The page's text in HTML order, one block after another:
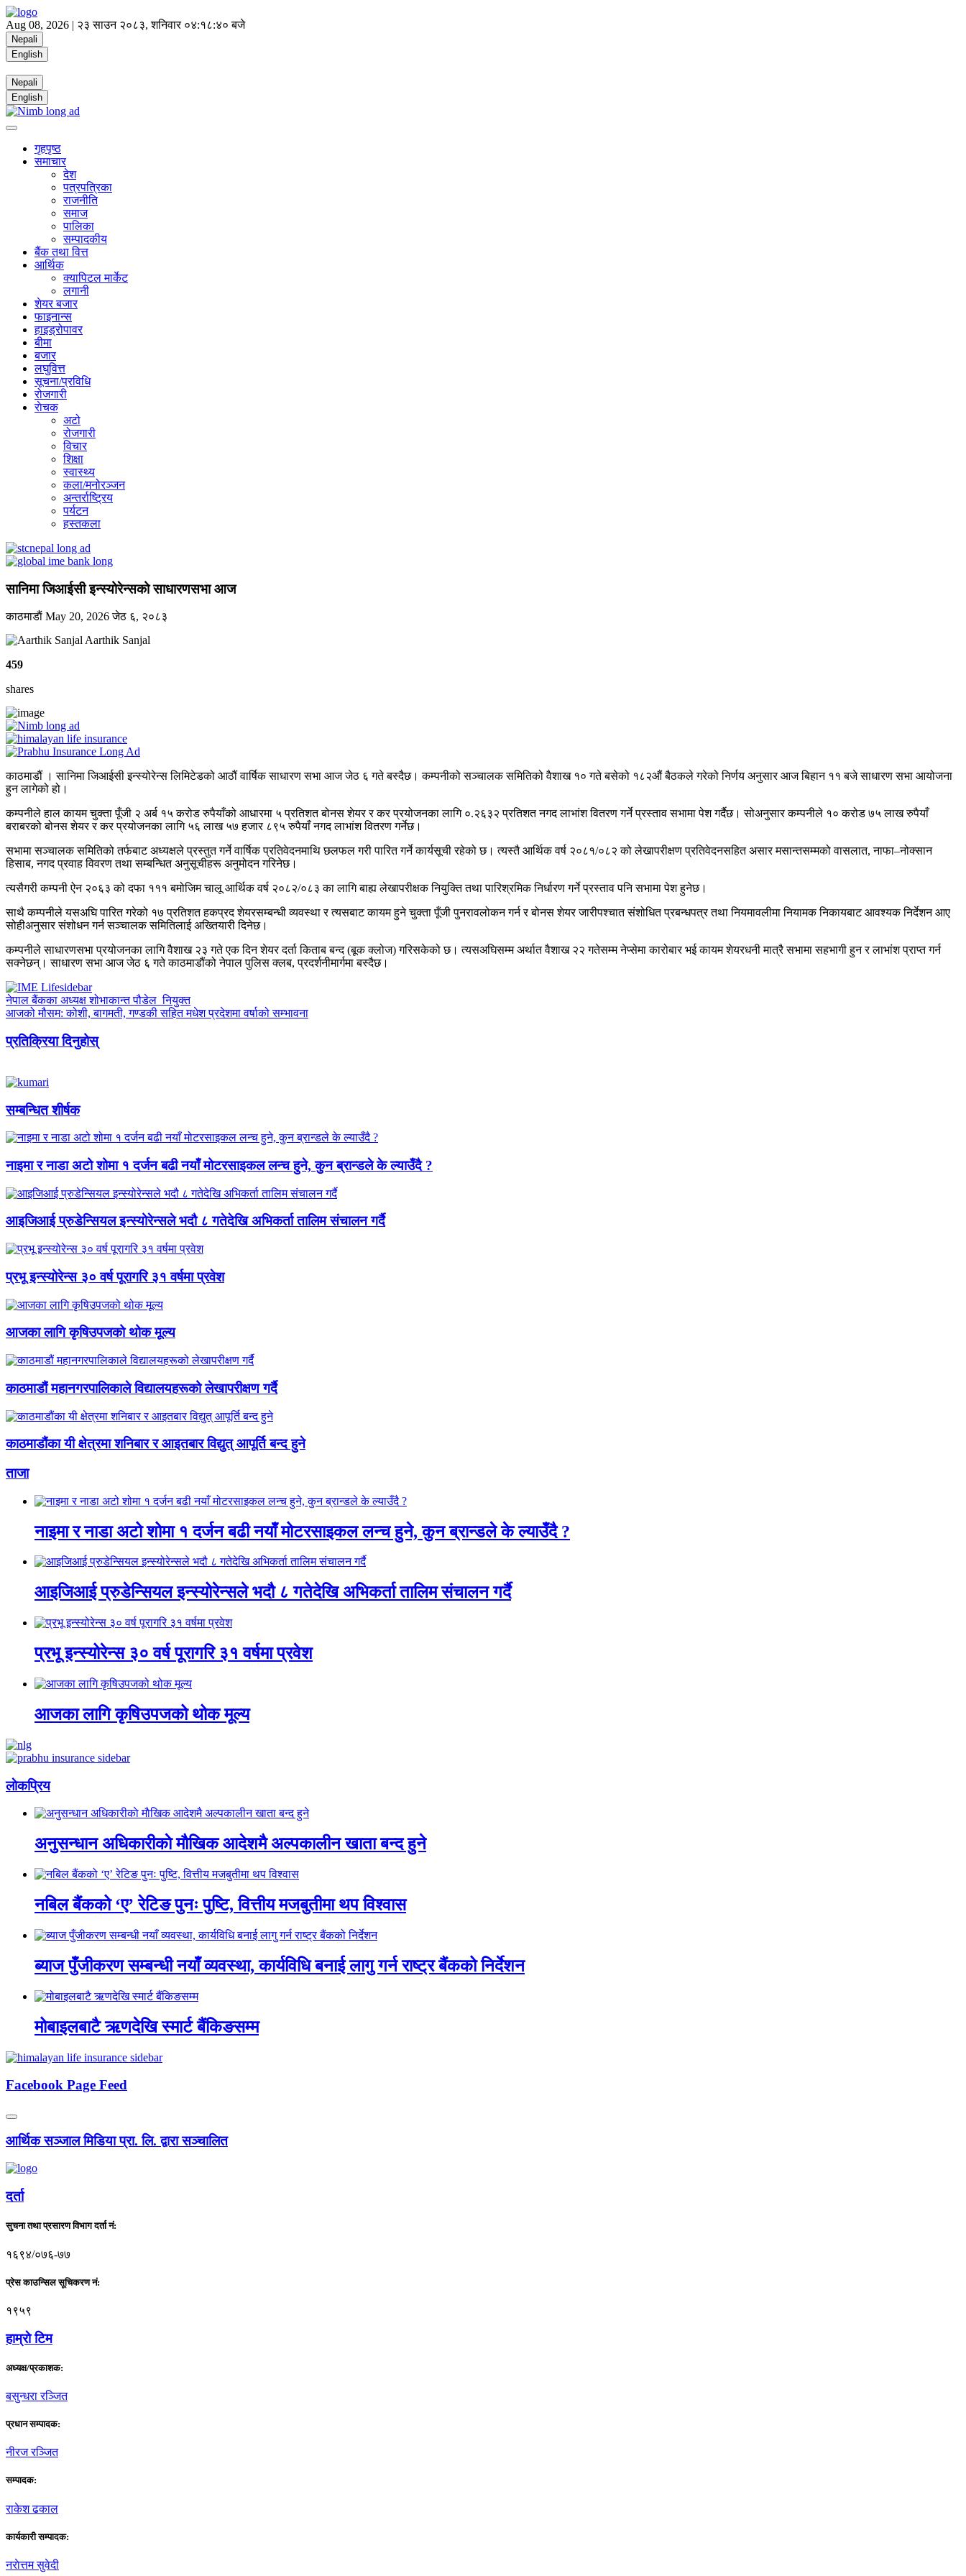
Aug 08, 2026 | २३ साउन २०८३, शनिवार ०४:१८:४० बजे
Nepali
English
Nepali
English
गृहपृष्ठ
समाचार
देश
पत्रपत्रिका
राजनीति
समाज
पालिका
सम्पादकीय
बैंक तथा वित्त
आर्थिक
क्यापिटल मार्केट
लगानी
शेयर बजार
फाइनान्स
हाइड्रोपावर
बीमा
बजार
लघुवित्त
सूचना/प्रविधि
रोजगारी
राेचक
अटो
रोजगारी
विचार
शिक्षा
स्वास्थ्य
कला/मनोरञ्जन
अन्तर्राष्ट्रिय
पर्यटन
हस्तकला
सानिमा जिआईसी इन्स्योरेन्सको साधारणसभा आज
काठमाडाैं May 20, 2026जेठ ६, २०८३
Aarthik Sanjal
459
shares
काठमाडौं । सानिमा जिआईसी इन्स्योरेन्स लिमिटेडको आठौं वार्षिक साधारण सभा आज जेठ ६ गते बस्दैछ। कम्पनीको सञ्चालक समितिको वैशाख १० गते बसेको १८२औं बैठकले गरेको निर्णय अनुसार आज बिहान ११ बजे साधारण सभा आयोजना
हुन लागेको हो।
कम्पनीले हाल कायम चुक्ता पूँजी २ अर्ब १५ करोड रुपैयाँको आधारमा ५ प्रतिशत बोनस शेयर र कर प्रयोजनका लागि ०.२६३२ प्रतिशत नगद लाभांश वितरण गर्ने प्रस्ताव सभामा पेश गर्दैछ। सोअनुसार कम्पनीले १० करोड ७५ लाख रुपैयाँ
बराबरको बोनस शेयर र कर प्रयोजनका लागि ५६ लाख ५७ हजार ८९५ रुपैयाँ नगद लाभांश वितरण गर्नेछ।
सभामा सञ्चालक समितिको तर्फबाट अध्यक्षले प्रस्तुत गर्ने वार्षिक प्रतिवेदनमाथि छलफल गरी पारित गर्ने कार्यसूची रहेको छ। त्यस्तै आर्थिक वर्ष २०८१/०८२ को लेखापरीक्षण प्रतिवेदनसहित असार मसान्तसम्मको वासलात, नाफा–नोक्सान
हिसाब, नगद प्रवाह विवरण तथा सम्बन्धित अनुसूचीहरू अनुमोदन गरिनेछ।
त्यसैगरी कम्पनी ऐन २०६३ को दफा १११ बमोजिम चालू आर्थिक वर्ष २०८२/०८३ का लागि बाह्य लेखापरीक्षक नियुक्ति तथा पारिश्रमिक निर्धारण गर्ने प्रस्ताव पनि सभामा पेश हुनेछ।
साथै कम्पनीले यसअघि पारित गरेको १७ प्रतिशत हकप्रद शेयरसम्बन्धी व्यवस्था र त्यसबाट कायम हुने चुक्ता पूँजी पुनरावलोकन गर्न र बोनस शेयर जारीपश्चात संशोधित प्रबन्धपत्र तथा नियमावलीमा नियामक निकायबाट आवश्यक निर्देशन आए
सोहीअनुसार संशोधन गर्न सञ्चालक समितिलाई अख्तियारी दिनेछ।
कम्पनीले साधारणसभा प्रयोजनका लागि वैशाख २३ गते एक दिन शेयर दर्ता किताब बन्द (बूक क्लोज) गरिसकेको छ। त्यसअघिसम्म अर्थात वैशाख २२ गतेसम्म नेप्सेमा कारोबार भई कायम शेयरधनी मात्रै सभामा सहभागी हुन र लाभांश प्राप्त गर्न
सक्नेछन्। साधारण सभा आज जेठ ६ गते काठमाडौंको नेपाल पुलिस क्लब, प्रदर्शनीमार्गमा बस्दैछ।
नेपाल बैंकका अध्यक्ष शोभाकान्त पौडेल नियुक्त
आजको मौसम: कोशी, बागमती, गण्डकी सहित मधेश प्रदेशमा वर्षाको सम्भावना
प्रतिक्रिया दिनुहोस्
सम्बन्धित शीर्षक
नाइमा र नाडा अटो शोमा १ दर्जन बढी नयाँ मोटरसाइकल लन्च हुने, कुन ब्रान्डले के ल्याउँदै ?
आइजिआई प्रुडेन्सियल इन्स्योरेन्सले भदौ ८ गतेदेखि अभिकर्ता तालिम संचालन गर्दै
प्रभू इन्स्योरेन्स ३० वर्ष पूरागरि ३१ वर्षमा प्रवेश
आजका लागि कृषिउपजको थोक मूल्य
काठमाडौं महानगरपालिकाले विद्यालयहरूको लेखापरीक्षण गर्दै
काठमाडौंका यी क्षेत्रमा शनिबार र आइतबार विद्युत् आपूर्ति बन्द हुने
ताजा
नाइमा र नाडा अटो शोमा १ दर्जन बढी नयाँ मोटरसाइकल लन्च हुने, कुन ब्रान्डले के ल्याउँदै ?
आइजिआई प्रुडेन्सियल इन्स्योरेन्सले भदौ ८ गतेदेखि अभिकर्ता तालिम संचालन गर्दै
प्रभू इन्स्योरेन्स ३० वर्ष पूरागरि ३१ वर्षमा प्रवेश
आजका लागि कृषिउपजको थोक मूल्य
लाेकप्रिय
अनुसन्धान अधिकारीकाे माैखिक आदेशमै अल्पकालीन खाता बन्द हुने
नबिल बैंकको ‘ए’ रेटिङ पुनः पुष्टि, वित्तीय मजबुतीमा थप विश्वास
ब्याज पुँजीकरण सम्बन्धी नयाँ व्यवस्था, कार्यविधि बनाई लागु गर्न राष्ट्र बैंकको निर्देशन
मोबाइलबाटै ऋणदेखि स्मार्ट बैंकिङसम्म
Facebook Page Feed
आर्थिक सञ्जाल मिडिया प्रा. लि. द्वारा सञ्चालित
दर्ता
सुचना तथा प्रसारण विभाग दर्ता नं:
१६९४/०७६-७७
प्रेस काउन्सिल सूचिकरण नं:
१९५९
हाम्राे टिम
अध्यक्ष/प्रकाशक:
बसुन्धरा रञ्जित
प्रधान सम्पादक:
नीरज रञ्जित
सम्पादक:
राकेश ढकाल
कार्यकारी सम्पादक:
नराेत्तम सुवेदी